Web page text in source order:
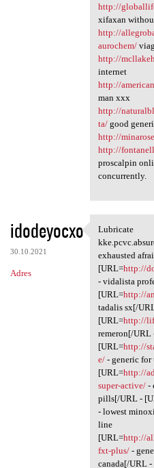
http://
xifaxan
http://
aurochem/
http://
internet
http://
man xxx
http://
ta/good
http://
http://
proscalpin
concurrently.
idodeyocxo
30.10.2021
Adres
Lubricate
Lubricate
exhausted
[URL=http://
- vidalista
[URL=http://
tadalis sx[/
[URL=http://
remeron[/URL
[URL=http://
e/- generic for
[URL=http://
super-active/-
pills[/URL -
- lowest
line
[URL=http://
fxt-plus/-
canada[/URL